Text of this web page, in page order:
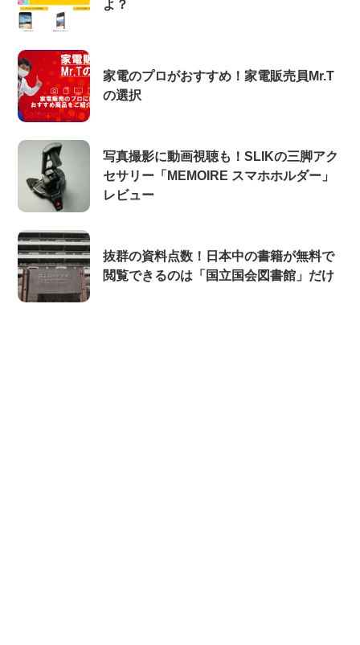
よ？
家電のプロがおすすめ！家電販売員Mr.T
の選択
写真撮影に動画視聴も！SLIKの三脚アク
セサリー「MEMOIRE スマホホルダー」
レビュー
抜群の資料点数！日本中の書籍が無料で
閲覧できるのは「国立国会図書館」だけ